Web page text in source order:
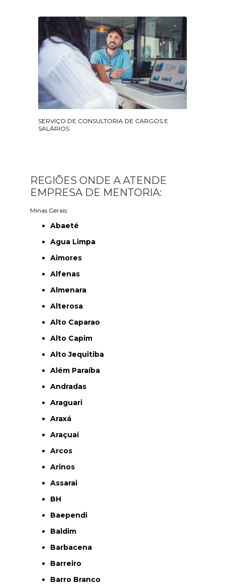
SERVIÇO DE CONSULTORIA DE CARGOS E
SALÁRIOS
REGIÕES ONDE A ATENDE
EMPRESA DE MENTORIA:
Minas Gerais
Abaeté
Agua Limpa
Aimores
Alfenas
Almenara
Alterosa
Alto Caparao
Alto Capim
Alto Jequitiba
Além Paraíba
Andradas
Araguari
Araxá
Araçuaí
Arcos
Arinos
Assarai
BH
Baependi
Baldim
Barbacena
Barreiro
Barro Branco